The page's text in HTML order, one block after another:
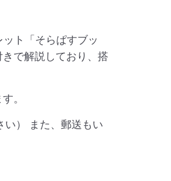
ト「そらぱすブッ
で解説しており、搭
。
い） また、郵送もい